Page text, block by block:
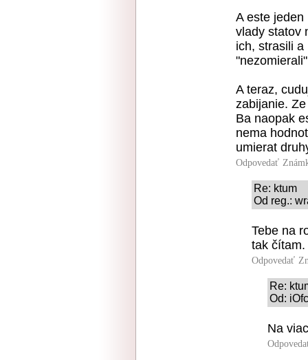
A este
vlady statov
ich, strasili
A teraz,
zabijanie.
Ba naopak
nema
umierat
Odpovedať
Re: ktum
Od reg.:
Tebe na
tak čítam.
Odpovedať
Re:
Od:
Na